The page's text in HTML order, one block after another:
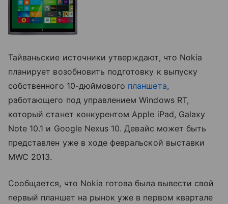
Тайваньские источники утверждают, что Nokia
планирует возобновить подготовку к выпуску
собственного 10-дюймового планшета,
работающего под управлением Windows RT,
который станет конкурентом Apple iPad, Galaxy
Note 10.1 и Google Nexus 10. Девайс может быть
представлен уже в ходе февральской выставки
MWC 2013.
Сообщается, что Nokia готова была вывести свой
первый планшет на рынок уже в первом квартале